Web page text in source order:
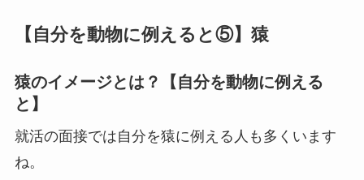
【自分を動物に例えると⑤】猿
猿のイメージとは？【自分を動物に例える
と】
就活の面接では自分を猿に例える人も多くいます
ね。